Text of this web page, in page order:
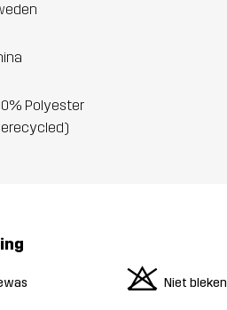
Polyester
o Niet bleken